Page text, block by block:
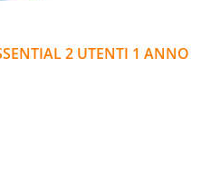
2 UTENTI 1 ANNO